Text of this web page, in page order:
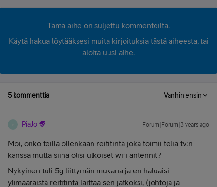
Tämä aihe on suljettu kommenteilta.
Käytä hakua löytääksesi muita kirjoituksia tästä aiheesta, tai
aloita uusi aihe.
5 kommenttia Vanhin ensin
PiaJo Forum|Forum|3 years ago
Moi, onko teillä ollenkaan reititintä joka toimii telia tv:n
kanssa mutta siinä olisi ulkoiset wifi antennit?
Nykyinen tuli 5g liittymän mukana ja en haluaisi
ylimääräistä reititintä laittaa sen jatkoksi, (johtoja ja